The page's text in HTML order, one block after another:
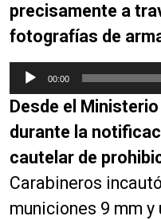
precisamente a
fotografías de
e
p
r
d
u
c
00:00
Desde el
durante la
cautelar de
Carabineros
municiones 9 mm